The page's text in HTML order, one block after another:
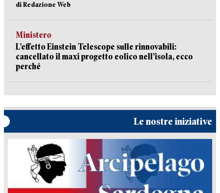
di Redazione Web
Ministero
L’effetto Einstein Telescope sulle rinnovabili:
cancellato il maxi progetto eolico nell’isola, ecco
perché
Le nostre iniziative